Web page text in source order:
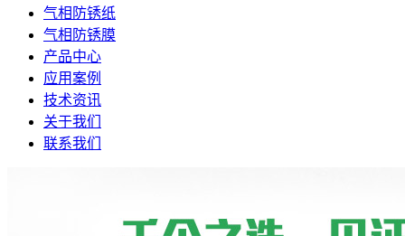
气相防锈纸
气相防锈膜
产品中心
应用案例
技术资讯
关于我们
联系我们